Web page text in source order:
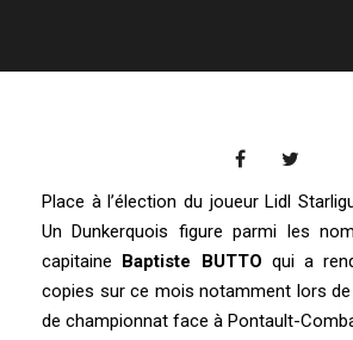
Place à l’élection du joueur Lidl
Un Dunkerquois figure parmi les
capitaine
Baptiste BUTTO qui a
copies sur ce mois notamment lors
de championnat face à Pontault-